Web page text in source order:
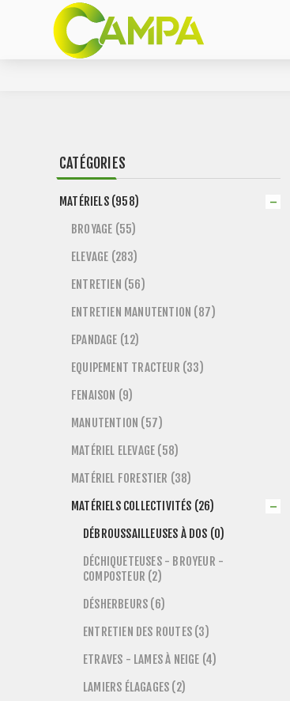
CATÉGORIES
MATÉRIELS (958)
BROYAGE (55)
ELEVAGE (283)
ENTRETIEN (56)
ENTRETIEN MANUTENTION (87)
EPANDAGE (12)
EQUIPEMENT TRACTEUR (33)
FENAISON (9)
MANUTENTION (57)
MATÉRIEL ELEVAGE (58)
MATÉRIEL FORESTIER (38)
MATÉRIELS COLLECTIVITÉS (26)
DÉBROUSSAILLEUSES À DOS (0)
DÉCHIQUETEUSES - BROYEUR -
COMPOSTEUR (2)
DÉSHERBEURS (6)
ENTRETIEN DES ROUTES (3)
ETRAVES - LAMES À NEIGE (4)
LAMIERS ÉLAGAGES (2)